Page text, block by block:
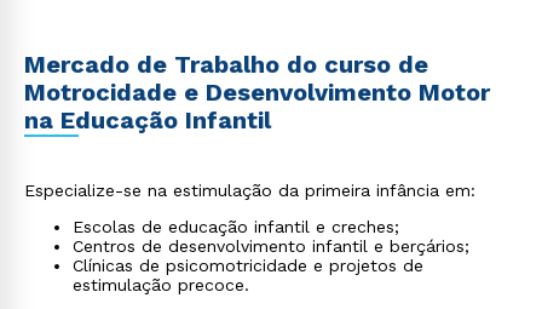
Mercado de Trabalho do curso de
Motrocidade e Desenvolvimento Motor
na Educação Infantil
Especialize-se na estimulação da primeira infância em:
Escolas de educação infantil e creches;
Centros de desenvolvimento infantil e berçários;
Clínicas de psicomotricidade e projetos de
estimulação precoce.